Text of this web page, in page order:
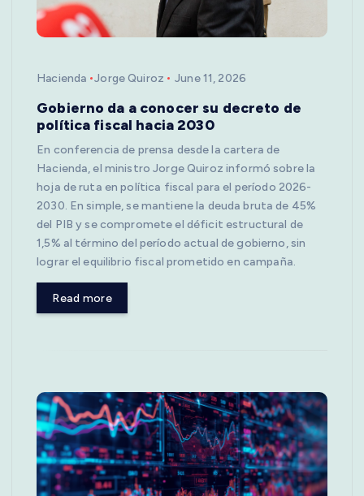
Hacienda Jorge Quiroz June 11, 2026
Gobierno da a conocer su decreto de
política fiscal hacia 2030
En conferencia de prensa desde la cartera de
Hacienda, el ministro Jorge Quiroz informó sobre la
hoja de ruta en política fiscal para el período 2026-
2030. En simple, se mantiene la deuda bruta de 45%
del PIB y se compromete el déficit estructural de
1,5% al término del período actual de gobierno, sin
lograr el equilibrio fiscal prometido en campaña.
Read more